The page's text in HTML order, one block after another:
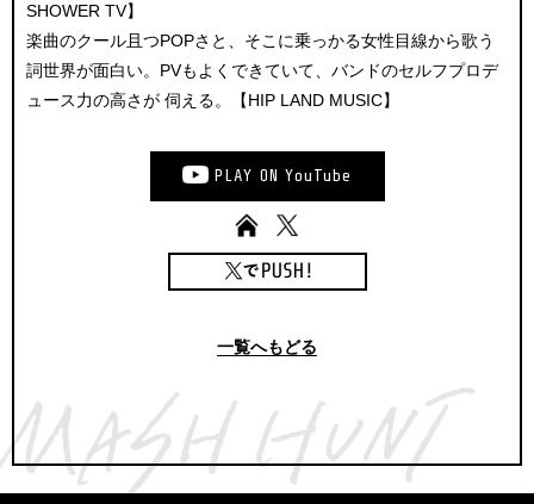
SHOWER TV】
楽曲のクール且つPOPさと、そこに乗っかる女性目線から歌う
詞世界が面白い。PVもよくできていて、バンドのセルフプロデ
ュース力の高さが 伺える。【HIP LAND MUSIC】
PLAY ON YouTube
一覧へもどる